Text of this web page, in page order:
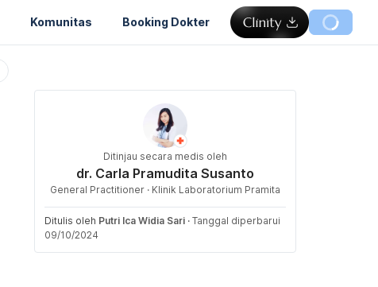
Komunitas Booking Dokter
Ditinjau secara medis oleh
dr. Carla Pramudita Susanto
General Practitioner · Klinik Laboratorium Pramita
Ditulis oleh Putri Ica Widia Sari · Tanggal diperbarui
09/10/2024